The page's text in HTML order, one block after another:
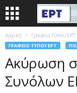
Αρχική Γραφείο Τύπου ΕΡΤ
ΓΡΑΦΕΊΟ ΤΎΠΟΥ ΕΡΤ
Ακύρωση
Συνόλων